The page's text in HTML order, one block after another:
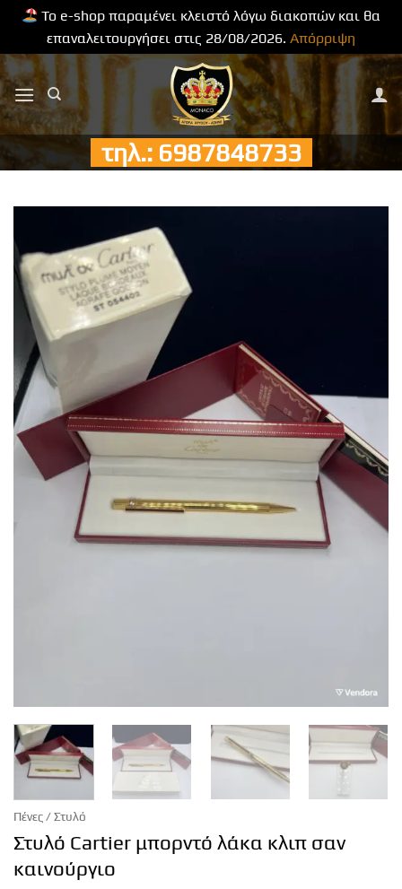
Το e-shop παραμένει κλειστό λόγω διακοπών και θα
επαναλειτουργήσει στις 28/08/2026. Απόρριψη
Μετάβαση
στο
περιεχόμενο
τηλ.: 6987848733
Πένες / Στυλό
Στυλό Cartier μπορντό λάκα κλιπ σαν
καινούργιο